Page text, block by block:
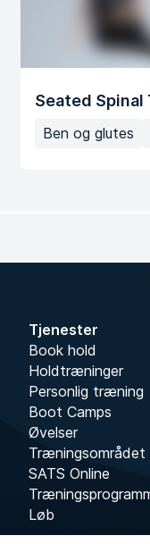
Seated Spinal
Ben og glutes
Tjenester
Book hold
Holdtræninger
Personlig træning
Boot Camps
Øvelser
Træningsområdet
SATS Online
Løb